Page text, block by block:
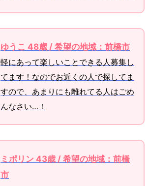
ゆうこ 48歳 / 希望の地域：前橋市
軽にあって楽しいことできる人募集し
てます！なのでお近くの人で探してま
すので、あまりにも離れてる人はごめ
んなさい…！
ミポリン 43歳 / 希望の地域：前橋
市